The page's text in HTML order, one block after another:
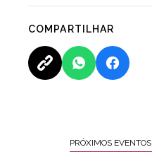
COMPARTILHAR
PRÓXIMOS EVENTOS